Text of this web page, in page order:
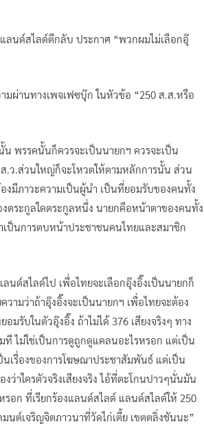
แลนด์สไลด์ตีกลับ ประกาศ “พวกผมไม่เลือกอุ๊
มผ่านทางเพจเฟซบุ๊ก ในหัวข้อ “250 ส.ส.หรือ
น พรรคนั้นก็ควรจะเป็นนายกฯ ควรจะเป็น
.ว.ส่วนใหญ่ก็จะโหวตให้ตามหลักการนั้น ส่วน
งมีภาวะความเป็นผู้นำ เป็นที่ยอมรับของคนทั้ง
ตระกูลใดตระกูลหนึ่ง นายกคือหน้าตาของคนทั้ง
เป็นการตบหน้าประชาชนคนไทยและสมาชิก
นด์สไลด์ไป เพื่อไทยจะเลือกอุ๊งอิ๊งเป็นนายกก็
ามว่าถ้าอุ๊งอิ๊งจะเป็นนายกฯ เพื่อไทยจะต้อง
มรับในตัวอุ๊งอิ๊ง ถ้าไม่ได้ 376 เสียงจริงๆ ทาง
ไม่ใช่เป็นการดูถูกดูแคลนอะไรหรอก แต่เป็น
ป็นเรื่องของการโฆษณาประชาสัมพันธ์ แต่เป็น
ว่าใครตัวจริงเสียงจริง ไอ้ที่ตะโกนปาวๆนั่นมัน
ก ที่เรียกร้องแลนด์สไลด์ แลนด์สไลด์ให้ 250
ต์เจริญจิตภาวนาที่วัดไก่เตี้ย เขตตลิ่งชันนะ”